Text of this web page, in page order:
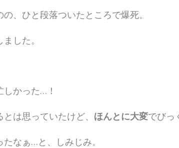
、ひと段落ついたところで爆死。
した。
かった…！
は思っていたけど、 ほんとに大変でびっ
なぁ…と、しみじみ。